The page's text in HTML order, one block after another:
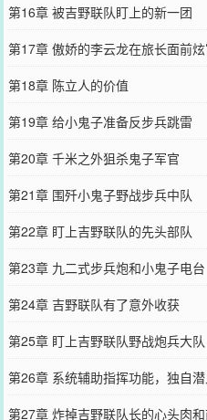
第16章 被吉野联队盯上的新一团
第17章 傲娇的李云龙在旅长面前
第18章 陈立人的价值
第19章 给小鬼子准备反步兵跳雷
第20章 千米之外狙杀鬼子军官
第21章 围歼小鬼子野战步兵中队
第22章 盯上吉野联队的先头部队
第23章 九二式步兵炮和小鬼子电台
第24章 吉野联队有了意外收获
第25章 盯上吉野联队野战炮兵大队
第26章 系统辅助指挥功能，独自
第27章 炸掉吉野联队长的心头肉